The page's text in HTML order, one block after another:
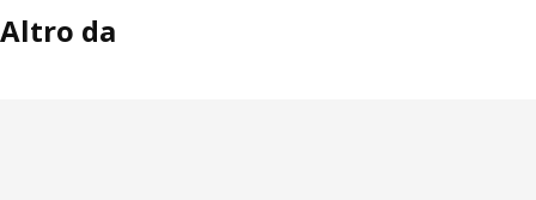
Altro da